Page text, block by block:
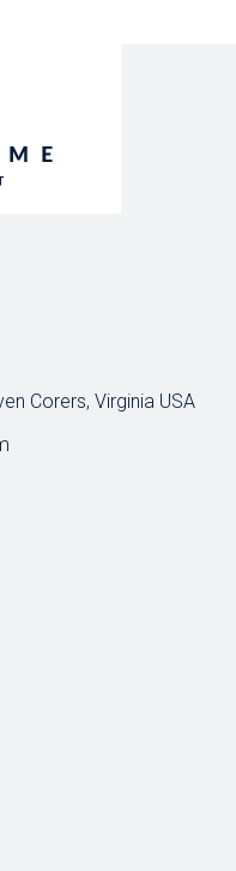
Corers, Virginia USA